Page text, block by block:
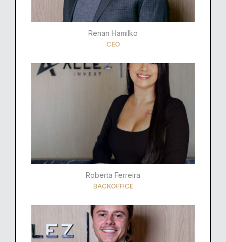
Renan Hamilko​
CEO
Roberta Ferreira
BACKOFFICE